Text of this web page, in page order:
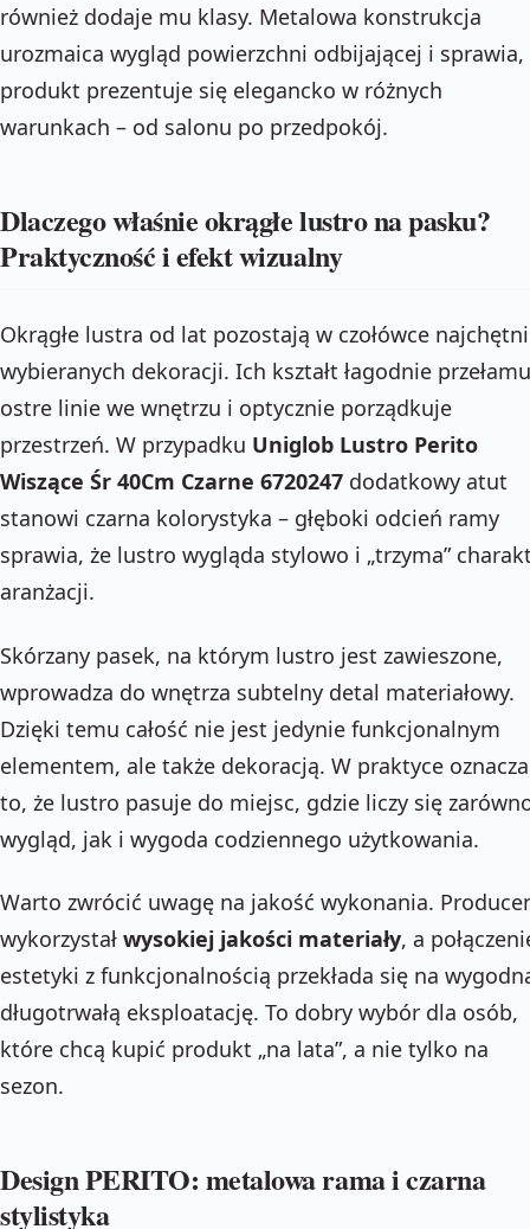
również dodaje mu klasy. Metalowa konstrukcja
urozmaica wygląd powierzchni odbijającej i sprawia,
produkt prezentuje się elegancko w różnych
warunkach – od salonu po przedpokój.
Dlaczego właśnie okrągłe lustro na pasku?
Praktyczność i efekt wizualny
Okrągłe lustra od lat pozostają w czołówce
wybieranych dekoracji. Ich kształt łagodnie
ostre linie we wnętrzu i optycznie porządkuje
przestrzeń. W przypadku Uniglob Lustro Perito
Wiszące Śr 40Cm Czarne 6720247 dodatkowy atut
stanowi czarna kolorystyka – głęboki odcień ramy
sprawia, że lustro wygląda stylowo i „trzyma”
aranżacji.
Skórzany pasek, na którym lustro jest zawieszone,
wprowadza do wnętrza subtelny detal materiałowy.
Dzięki temu całość nie jest jedynie funkcjonalnym
elementem, ale także dekoracją. W praktyce oznacza
to, że lustro pasuje do miejsc, gdzie liczy się
wygląd, jak i wygoda codziennego użytkowania.
Warto zwrócić uwagę na jakość wykonania.
wykorzystał wysokiej jakości materiały, a
estetyki z funkcjonalnością przekłada się na
długotrwałą eksploatację. To dobry wybór dla osób,
które chcą kupić produkt „na lata”, a nie tylko na
sezon.
Design PERITO: metalowa rama i czarna
stylistyka